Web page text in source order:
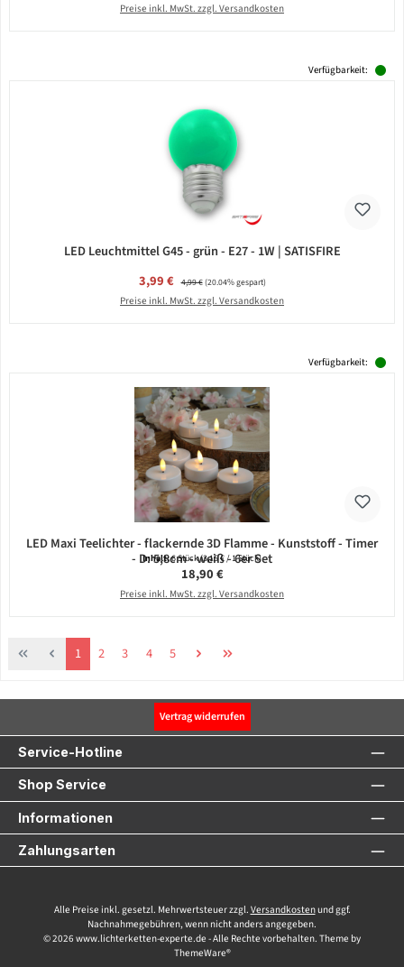
Preise inkl. MwSt. zzgl. Versandkosten
Verfügbarkeit:
LED Leuchtmittel G45 - grün - E27 - 1W | SATISFIRE
Verkaufspreis:
3,99 € Regulärer Preis:
4,99 €(20.04% gespart)
Preise inkl. MwSt. zzgl. Versandkosten
Verfügbarkeit:
LED Maxi Teelichter - flackernde 3D Flamme - Kunststoff - Timer
- D: 5,8cm - weiß - 6er Set
Inhalt:6 Stück(3,15 € / 1 Stück)
Regulärer Preis:
18,90 €
Preise inkl. MwSt. zzgl. Versandkosten
Seite
1 Seite
2 Seite
3 Seite
4 Seite
5
Vertrag widerrufen
Service-Hotline
Shop Service
Informationen
Zahlungsarten
Alle Preise inkl. gesetzl. Mehrwertsteuer zzgl. Versandkostenund ggf.
Nachnahmegebühren, wenn nicht anders angegeben.
© 2026 www.lichterketten-experte.de - Alle Rechte vorbehalten. Theme by
ThemeWare®